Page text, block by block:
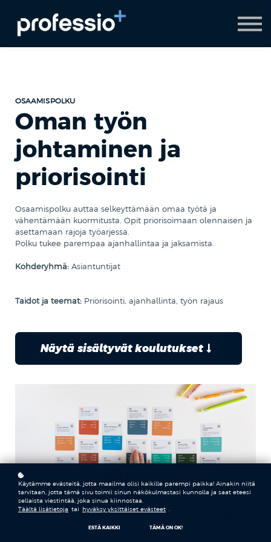
AI Coach
Pyydä demo
Hanki Professio+
OSAAMISPOLKU
Oman työn
johtaminen ja
priorisointi
Osaamispolku auttaa selkeyttämään omaa työtä ja
vähentämään kuormitusta. Opit priorisoimaan olennaisen ja
asettamaan rajoja työarjessa.
Polku tukee parempaa ajanhallintaa ja jaksamista.
Kohderyhmä: Asiantuntijat
Taidot ja teemat: Priorisointi, ajanhallinta, työn rajaus
Näytä sisältyvät koulutukset
Käytämme evästeitä, jotta maailma olisi kaikille parempi paikka! Ainakin niitä
tarvitaan, jotta tämä sivu toimii sinun näkökulmastasi kunnolla ja saat eteesi
sellaista viestintää, joka sinua kiinnostaa.
Täältä lisätietoja tai hyväksy yksittäiset evästeet
ESTÄ KAIKKI TÄMÄ ON OK!